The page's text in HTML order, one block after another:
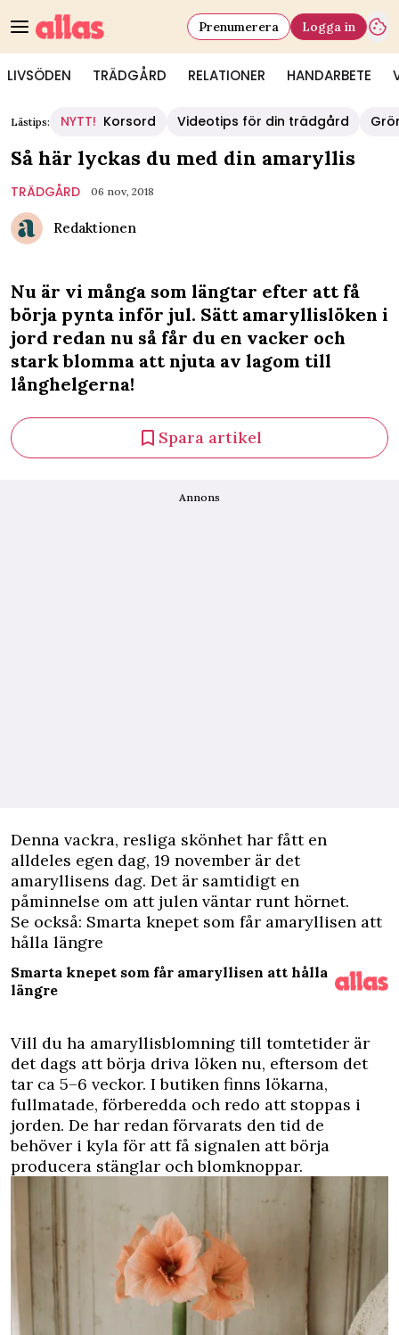
LIVSÖDEN TRÄDGÅRD RELATIONER HANDARBETE
Prenumerera Logga in
Lästips: NYTT! Korsord Videotips för din trädgård
Så här lyckas du med din amaryllis
TRÄDGÅRD 06 nov, 2018
Redaktionen
Nu är vi många som längtar efter att få
börja pynta inför jul. Sätt amaryllislöken i
jord redan nu så får du en vacker och
stark blomma att njuta av lagom till
långhelgerna!
Spara artikel
Annons
Denna vackra, resliga skönhet har fått en
alldeles egen dag, 19 november är det
amaryllisens dag. Det är samtidigt en
påminnelse om att julen väntar runt hörnet.
Se också: Smarta knepet som får amaryllisen att
hålla längre
Smarta knepet som får amaryllisen att hålla
längre
Vill du ha amaryllisblomning till tomtetider är
det dags att börja driva löken nu, eftersom det
tar ca 5–6 veckor. I butiken finns lökarna,
fullmatade, förberedda och redo att stoppas i
jorden. De har redan förvarats den tid de
behöver i kyla för att få signalen att börja
producera stänglar och blomknoppar.